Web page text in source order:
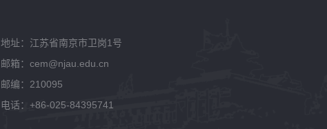
地址：江苏省南京市卫岗1号
邮箱：cem@njau.edu.cn
邮编：210095
电话：+86-025-84395741